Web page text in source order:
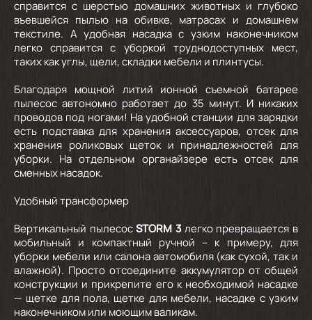
справится с шерстью домашних животных и глубоко
въевшейся пылью на обивке, матрасах и домашнем
текстиле. А удобная насадка с узким наконечником
легко справится с уборкой труднодоступных мест,
таких как углы, щели, складки мебели и плинтусы.
Благодаря мощной литий ионной съемной батарее
пылесос автономно работает до 35 минут. И никаких
проводов под ногами! На удобной станции для зарядки
есть подставка для хранения аксессуаров, отсек для
хранения роликовых щеток и принадлежностей для
уборки. На отдельном органайзере есть отсек для
сменных насадок.
Удобный трансформер
Вертикальный пылесосSTORM 3легко превращается в
мобильный и компактный ручной – к примеру, для
уборки мебели или салона автомобиля (как сухой, так и
влажной). Просто отсоедините аккумулятор от общей
конструкции и прикрепите его к необходимой насадке
— щетке для пола, щетке для мебели, насадке с узким
наконечником или моющим валикам.